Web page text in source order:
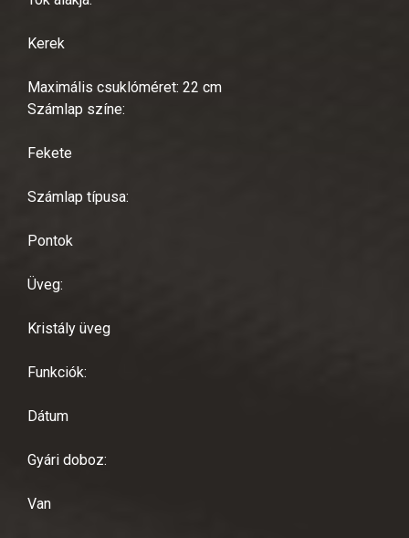
Kerek
Maximális csuklóméret: 22 cm
Számlap színe:
Fekete
Számlap típusa:
Pontok
Üveg:
Kristály üveg
Funkciók:
Dátum
Gyári doboz:
Van